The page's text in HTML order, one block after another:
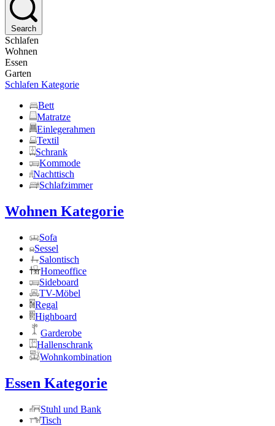
Search
Schlafen
Wohnen
Essen
Garten
Schlafen Kategorie
Bett
Matratze
Einlegerahmen
Textil
Schrank
Kommode
Nachttisch
Schlafzimmer
Wohnen Kategorie
Sofa
Sessel
Salontisch
Homeoffice
Sideboard
TV-Möbel
Regal
Highboard
Garderobe
Hallenschrank
Wohnkombination
Essen Kategorie
Stuhl und Bank
Tisch